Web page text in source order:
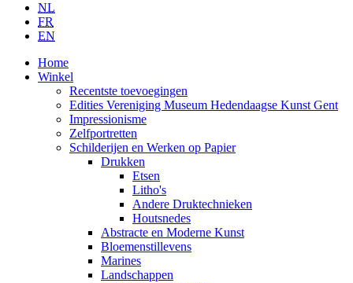
NL
FR
EN
Home
Winkel
Recentste toevoegingen
Edities Vereniging Museum Hedendaagse Kunst Gent
Impressionisme
Zelfportretten
Schilderijen en Werken op Papier
Drukken
Etsen
Litho's
Andere Druktechnieken
Houtsnedes
Abstracte en Moderne Kunst
Bloemenstillevens
Marines
Landschappen